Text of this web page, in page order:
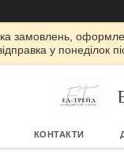
замовлень,
у понеділок
КОНТАКТИ